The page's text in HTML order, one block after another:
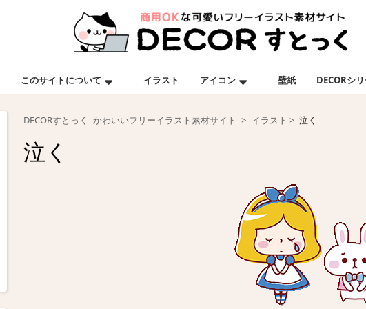
このサイトについて イラスト アイコン 壁紙 DECORシ
DECORすとっく -かわいいフリーイラスト素材サイト- イラスト 泣く
泣く